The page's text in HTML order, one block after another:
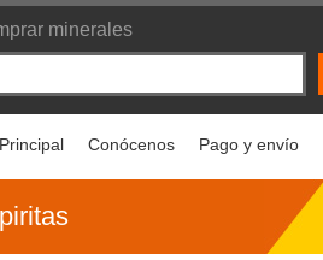
minerales
Principal Conócenos Pago y envío
piritas